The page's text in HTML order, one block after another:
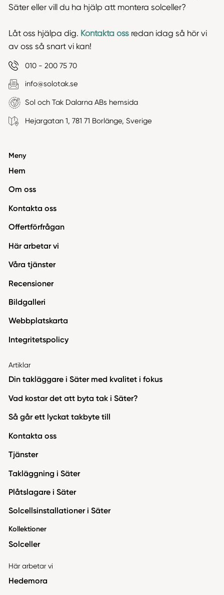
Säter eller vill du ha hjälp att montera solceller?
Låt oss hjälpa dig. Kontakta ossredan idag så hör vi
av oss så snart vi kan!
010 - 200 75 70
info@solotak.se
Sol och Tak Dalarna ABs hemsida
Hejargatan 1, 781 71 Borlänge, Sverige
Meny
Hem
Om oss
Kontakta oss
Offertförfrågan
Här arbetar vi
Våra tjänster
Recensioner
Bildgalleri
Webbplatskarta
Integritetspolicy
Artiklar
Din takläggare i Säter med kvalitet i fokus
Vad kostar det att byta tak i Säter?
Så går ett lyckat takbyte till
Kontakta oss
Tjänster
Takläggning i Säter
Plåtslagare i Säter
Solcellsinstallationer i Säter
Kollektioner
Solceller
Här arbetar vi
Hedemora